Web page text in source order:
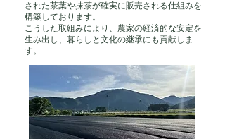
された茶葉や抹茶が確実に販売される仕組みを
構築しております。
こうした取組みにより、農家の経済的な安定を
生み出し、暮らしと文化の継承にも貢献しま
す。